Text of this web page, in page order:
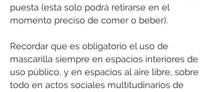
puesta (esta solo podrá retirarse en el
momento preciso de comer o beber).
Recordar que es obligatorio el uso de
mascarilla siempre en espacios interiores de
uso público, y en espacios al aire libre, sobre
todo en actos sociales multitudinarios de